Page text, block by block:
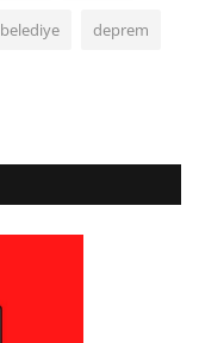
belediye deprem